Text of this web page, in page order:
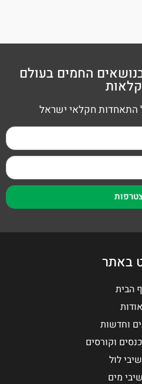
החמים בעולם
התאחדות חקלאי ישראל
באתר
הבית
אודות
וחדשות
וקורסים
לול
מים